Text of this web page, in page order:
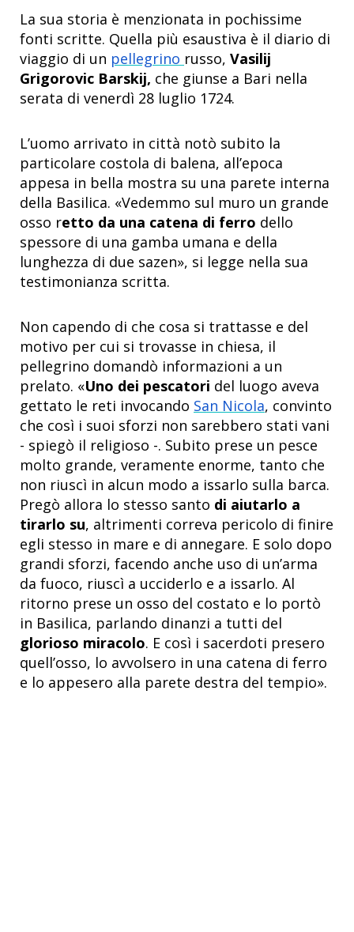
La sua storia è menzionata in pochissime
fonti scritte. Quella più esaustiva è il diario di
viaggio di un pellegrino russo, Vasilij
Grigorovic Barskij, che giunse a Bari nella
serata di venerdì 28 luglio 1724.
L’uomo arrivato in città notò subito la
particolare costola di balena, all’epoca
appesa in bella mostra su una parete interna
della Basilica. «Vedemmo sul muro un grande
osso retto da una catena di ferro dello
spessore di una gamba umana e della
lunghezza di due sazen», si legge nella sua
testimonianza scritta.
Non capendo di che cosa si trattasse e del
motivo per cui si trovasse in chiesa, il
pellegrino domandò informazioni a un
prelato. «Uno dei pescatori del luogo aveva
gettato le reti invocando San Nicola, convinto
che così i suoi sforzi non sarebbero stati vani
- spiegò il religioso -. Subito prese un pesce
molto grande, veramente enorme, tanto che
non riuscì in alcun modo a issarlo sulla barca.
Pregò allora lo stesso santo di aiutarlo a
tirarlo su, altrimenti correva pericolo di finire
egli stesso in mare e di annegare. E solo dopo
grandi sforzi, facendo anche uso di un’arma
da fuoco, riuscì a ucciderlo e a issarlo. Al
ritorno prese un osso del costato e lo portò
in Basilica, parlando dinanzi a tutti del
glorioso miracolo. E così i sacerdoti presero
quell’osso, lo avvolsero in una catena di ferro
e lo appesero alla parete destra del tempio».